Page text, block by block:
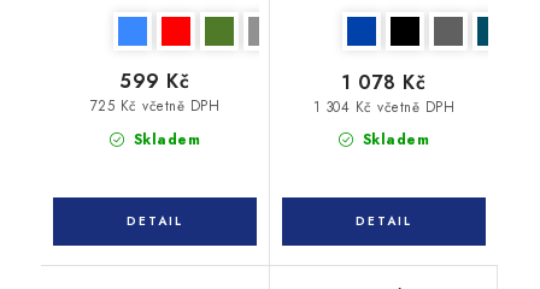
Skladem
725 Kč včetně DPH
599 Kč
Skladem
1 304 Kč včetně DPH
1 078 Kč